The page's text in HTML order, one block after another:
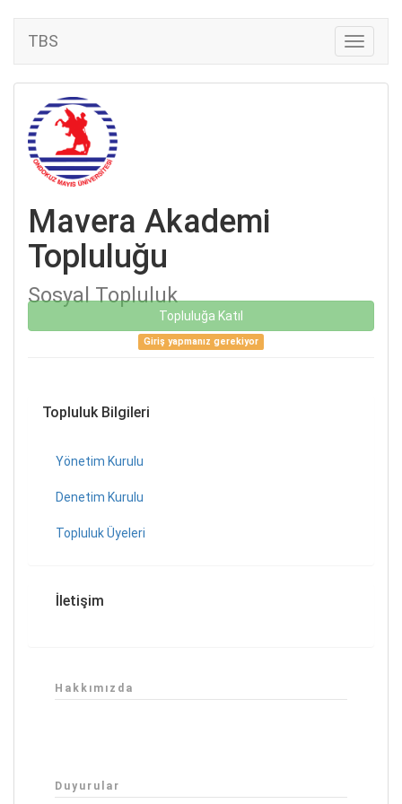
TBS
Mavera Akademi
Topluluğu
Sosyal Topluluk
Topluluğa Katıl
Giriş yapmanız gerekiyor
Topluluk Bilgileri
Yönetim Kurulu
Denetim Kurulu
Topluluk Üyeleri
İletişim
Hakkımızda
Duyurular